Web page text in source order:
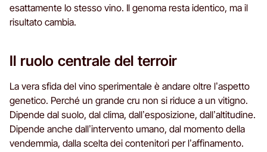
esattamente lo stesso vino. Il genoma resta identico, ma il
risultato cambia.
Il ruolo centrale del terroir
La vera sfida del vino sperimentale è andare oltre l’aspetto
genetico. Perché un grande cru non si riduce a un vitigno.
Dipende dal suolo, dal clima, dall’esposizione, dall’altitudine.
Dipende anche dall’intervento umano, dal momento della
vendemmia, dalla scelta dei contenitori per l’affinamento.